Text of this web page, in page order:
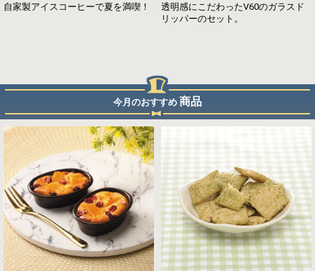
自家製アイスコーヒーで夏を満喫！
透明感にこだわったV60のガラスド
リッパーのセット。
今月のおすすめ 商品